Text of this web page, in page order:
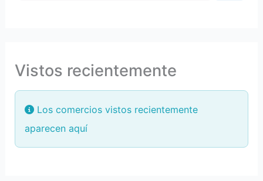
Vistos recientemente
Los comercios vistos recientemente
aparecen aquí